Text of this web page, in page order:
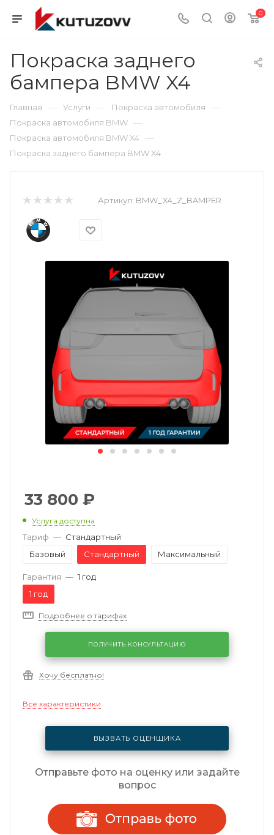
0
Покраска заднего
бампера BMW X4
Главная — Услуги — Покраска автомобиля —
Покраска автомобиля BMW —
Покраска автомобиля BMW X4 —
Покраска заднего бампера BMW X4
Артикул: BMW_X4_Z_BAMPER
33 800 ₽
Услуга доступна
Тариф — Стандартный
Базовый
Стандартный Максимальный
Гарантия — 1 год
1 год
Подробнее о тарифах
ПОЛУЧИТЬ КОНСУЛЬТАЦИЮ
Хочу бесплатно!
Все характеристики
ВЫЗВАТЬ ОЦЕНЩИКА
Отправьте фото на оценку или задайте
вопрос